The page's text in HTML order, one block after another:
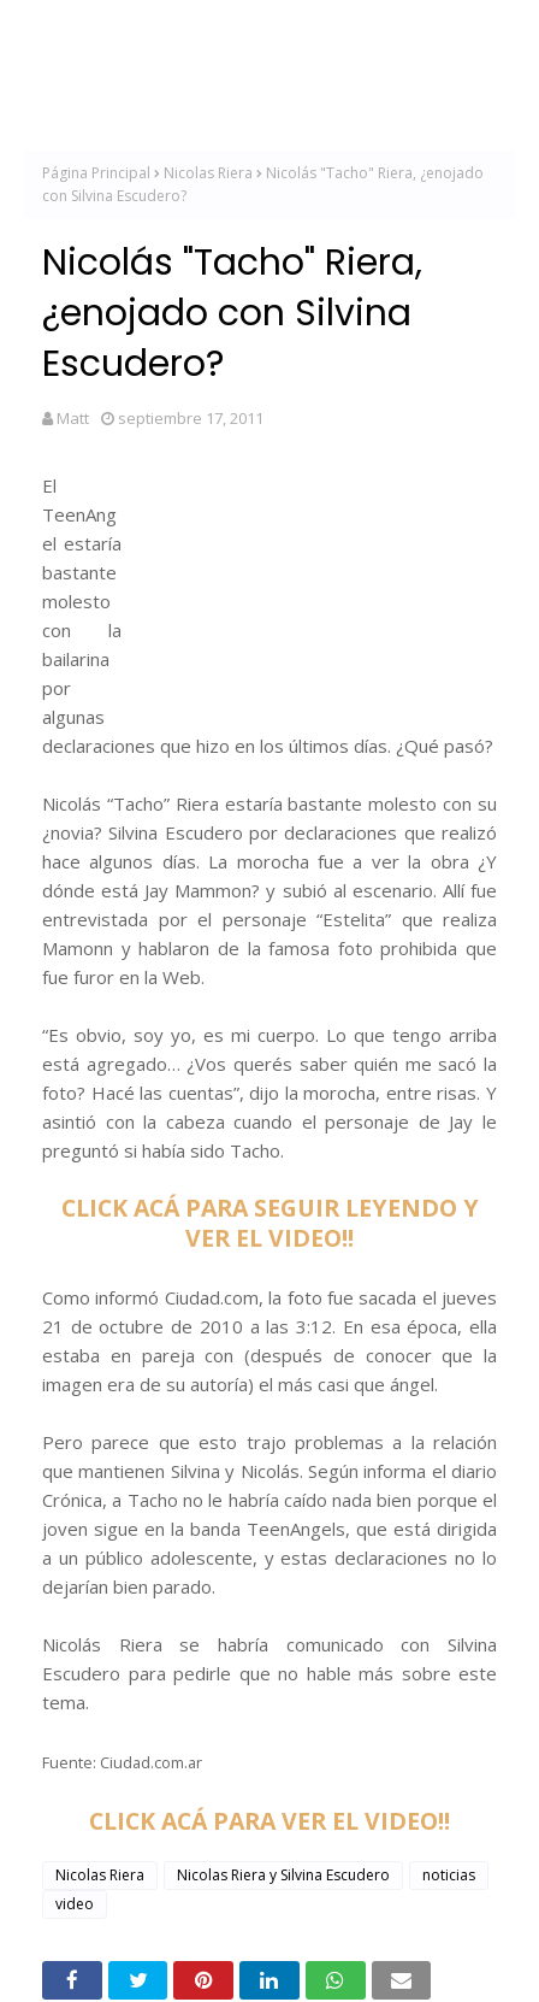
Página Principal Nicolas Riera
Nicolás "Tacho" Riera, ¿enojado
con Silvina Escudero?
Nicolás "Tacho" Riera,
¿enojado con Silvina
Escudero?
Matt septiembre 17, 2011
El
TeenAng
el estaría
bastante
molesto
con la
bailarina
por
algunas
declaraciones que hizo en los últimos días. ¿Qué pasó?
Nicolás “Tacho” Riera estaría bastante molesto con su
¿novia? Silvina Escudero por declaraciones que realizó
hace algunos días. La morocha fue a ver la obra ¿Y
dónde está Jay Mammon? y subió al escenario. Allí fue
entrevistada por el personaje “Estelita” que realiza
Mamonn y hablaron de la famosa foto prohibida que
fue furor en la Web.
“Es obvio, soy yo, es mi cuerpo. Lo que tengo arriba
está agregado… ¿Vos querés saber quién me sacó la
foto? Hacé las cuentas”, dijo la morocha, entre risas. Y
asintió con la cabeza cuando el personaje de Jay le
preguntó si había sido Tacho.
CLICK ACÁ PARA SEGUIR LEYENDO Y
VER EL VIDEO!!
Como informó Ciudad.com, la foto fue sacada el jueves
21 de octubre de 2010 a las 3:12. En esa época, ella
estaba en pareja con (después de conocer que la
imagen era de su autoría) el más casi que ángel.
Pero parece que esto trajo problemas a la relación
que mantienen Silvina y Nicolás. Según informa el diario
Crónica, a Tacho no le habría caído nada bien porque el
joven sigue en la banda TeenAngels, que está dirigida
a un público adolescente, y estas declaraciones no lo
dejarían bien parado.
Nicolás Riera se habría comunicado con Silvina
Escudero para pedirle que no hable más sobre este
tema.
Fuente: Ciudad.com.ar
CLICK ACÁ PARA VER EL VIDEO!!
Nicolas Riera Nicolas Riera y Silvina Escudero
noticias
video